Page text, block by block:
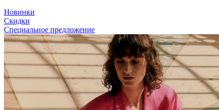
Новинки
Скидки
Специальное предложение